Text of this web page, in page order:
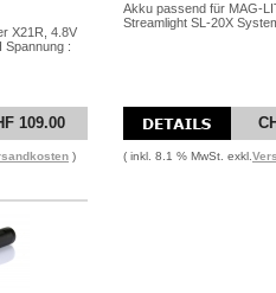
X21R, 4.8V
Spannung :
109.00
)
Akku passend für MAG-
Streamlight SL-20X
( inkl. 8.1 % MwSt. exkl.